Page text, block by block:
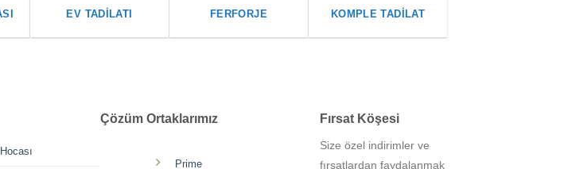
EV TADILATI FERFORJE KOMPLE TADILAT
Çözüm Ortaklarımız
Prime
Fırsat Köşesi
Size özel indirimler ve
fırsatlardan faydalanmak